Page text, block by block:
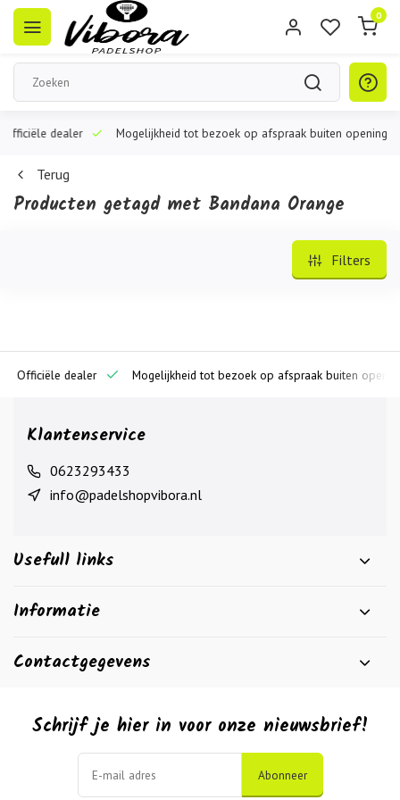
0
dealer Mogelijkheid tot bezoek op afspraak buiten openingstijden
Terug
Producten getagd met Bandana Orange
Filters
dealer Mogelijkheid tot bezoek op afspraak buiten
Klantenservice
0623293433
info@padelshopvibora.nl
Usefull links
Informatie
Contactgegevens
Schrijf je hier in voor onze nieuwsbrief!
Abonneer